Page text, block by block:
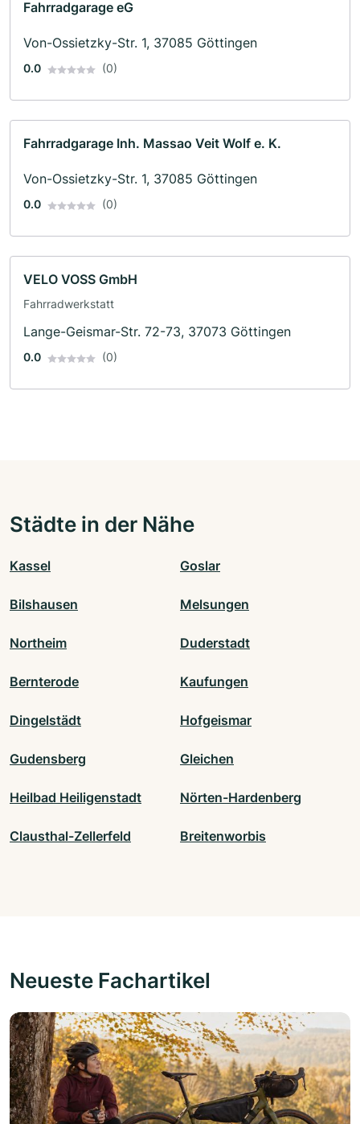
Fahrradgarage eG
Von-Ossietzky-Str. 1, 37085 Göttingen
0.0 (0)
Fahrradgarage Inh. Massao Veit Wolf e. K.
Von-Ossietzky-Str. 1, 37085 Göttingen
0.0 (0)
VELO VOSS GmbH
Fahrradwerkstatt
Lange-Geismar-Str. 72-73, 37073 Göttingen
0.0 (0)
Städte in der Nähe
Kassel Goslar
Bilshausen Melsungen
Northeim Duderstadt
Bernterode Kaufungen
Dingelstädt Hofgeismar
Gudensberg Gleichen
Heilbad Heiligenstadt Nörten-Hardenberg
Clausthal-Zellerfeld Breitenworbis
Neueste Fachartikel